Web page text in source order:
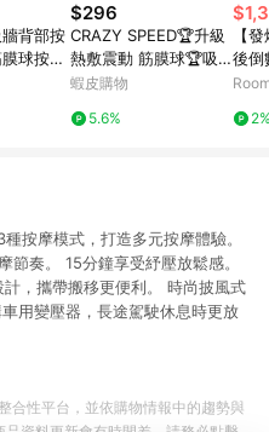
背部按
球按摩
背部肌
$296
CRAZY SPEED🏆升級
熱敷震動 筋膜球🏆吸
附式筋膜球 筋膜球 放
器 肌肉放鬆 足底按摩
蝦皮購物
5.6%
【
後倒
o 迷
按摩模式，打造多元按摩體驗。
節奏。 15分鐘享受紓壓放鬆感。
，攜帶搬移更便利。 時尚披風式
用變壓器，長途駕駛休息時更放
合性平台，並依購物情報中的趨勢與